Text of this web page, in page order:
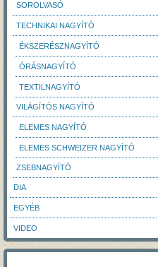
SOROLVASÓ
TECHNIKAI NAGYÍTÓ
ÉKSZERÉSZNAGYÍTÓ
ÓRÁSNAGYÍTÓ
TEXTILNAGYÍTÓ
VILÁGÍTÓS NAGYÍTÓ
ELEMES NAGYÍTÓ
ELEMES SCHWEIZER NAGYÍTÓ
ZSEBNAGYÍTÓ
DIA
EGYÉB
VIDEO